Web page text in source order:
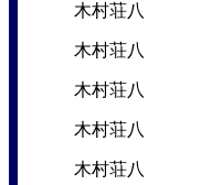
木村荘八
木村荘八
木村荘八
木村荘八
木村荘八